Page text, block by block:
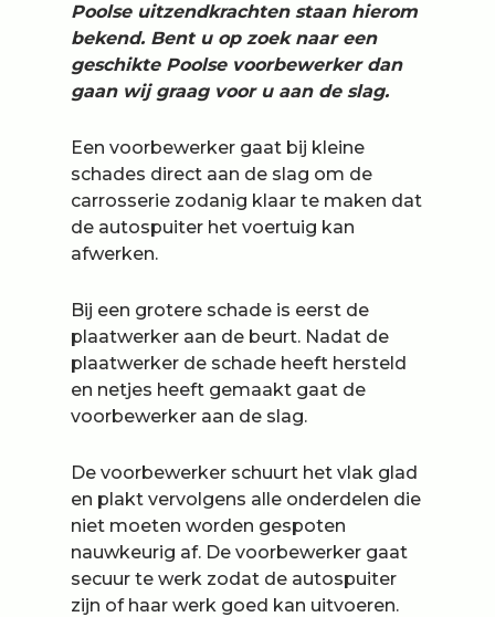
Poolse uitzendkrachten staan hierom
bekend. Bent u op zoek naar een
geschikte Poolse voorbewerker dan
gaan wij graag voor u aan de slag.
Een voorbewerker gaat bij kleine
schades direct aan de slag om de
carrosserie zodanig klaar te maken dat
de autospuiter het voertuig kan
afwerken.
Bij een grotere schade is eerst de
plaatwerker aan de beurt. Nadat de
plaatwerker de schade heeft hersteld
en netjes heeft gemaakt gaat de
voorbewerker aan de slag.
De voorbewerker schuurt het vlak glad
en plakt vervolgens alle onderdelen die
niet moeten worden gespoten
nauwkeurig af. De voorbewerker gaat
secuur te werk zodat de autospuiter
zijn of haar werk goed kan uitvoeren.